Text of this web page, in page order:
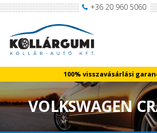
+36 20 960 5060
100% visszavásárlási
VOLKSWAGEN